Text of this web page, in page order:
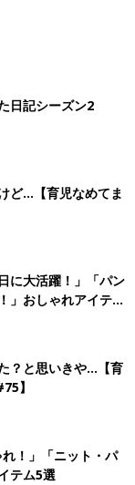
日記シーズン2
ど…【育児なめてま
に大活躍！」「パン
」おしゃれアイテム
？と思いきや…【育
ました日記シーズン2 #75】
！」「ニット・パ
テム5選